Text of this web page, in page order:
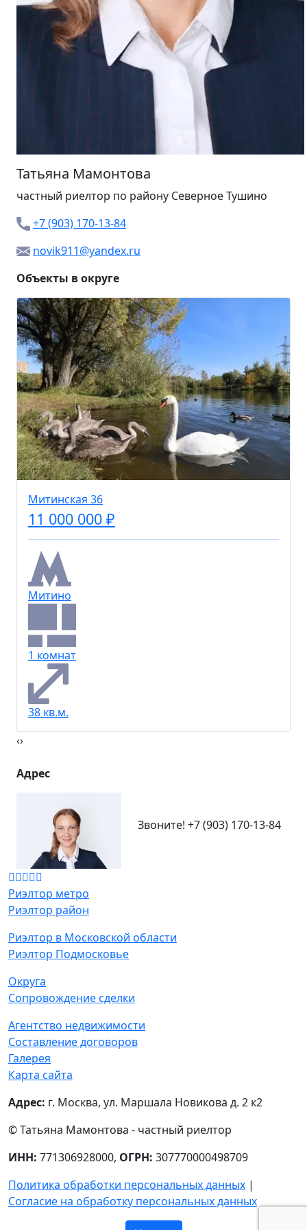
Татьяна Мамонтова
частный риелтор по району Северное Тушино
+7 (903) 170-13-84
novik911@yandex.ru
Объекты в округе
Митинская 36
11 000 000 ₽
Митино
1 комнат
38 кв.м.
‹›
Адрес
Звоните! +7 (903) 170-13-84
Риэлтор метро
Риэлтор район
Риэлтор в Московской области
Риэлтор Подмосковье
Округа
Сопровождение сделки
Агентство недвижимости
Составление договоров
Галерея
Карта сайта
Адрес: г. Москва, ул. Маршала Новикова д. 2 к2
© Татьяна Мамонтова - частный риелтор
ИНН: 771306928000, ОГРН: 307770000498709
Политика обработки персональных данных |
Согласие на обработку персональных данных